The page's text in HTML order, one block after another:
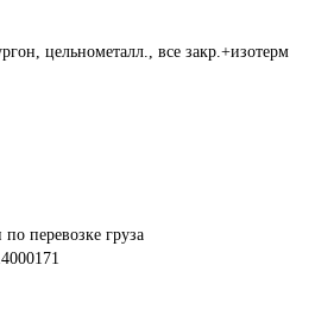
цельнометалл., все закр.+изотерм
по перевозке груза